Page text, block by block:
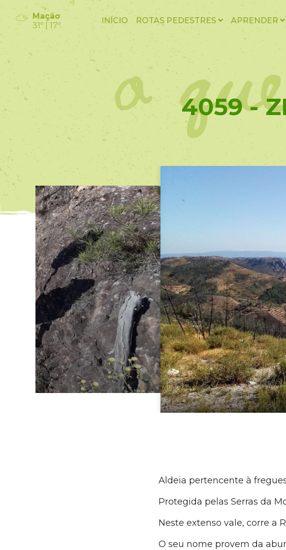
Mação
31º | 17º
INÍCIO ROTAS PEDESTRES APRENDER
o 4059 -
Aldeia pertencente à
Protegida pelas Serras da
Neste extenso vale, corre a
O seu nome provem da